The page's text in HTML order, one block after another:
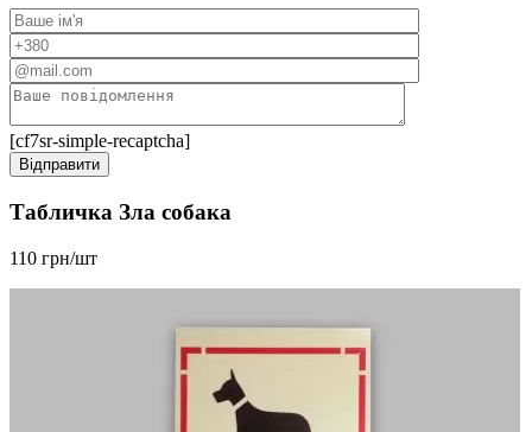
[cf7sr-simple-recaptcha]
Табличка Зла собака
110 грн/шт